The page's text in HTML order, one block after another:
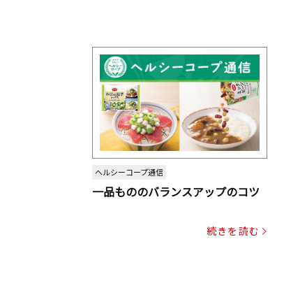
ヘルシーコープ通信
一品もののバランスアップのコツ
続きを読む